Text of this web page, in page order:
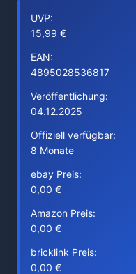
UVP:
15,99 €
EAN:
4895028536817
Veröffentlichung:
04.12.2025
Offiziell verfügbar:
8 Monate
ebay Preis:
0,00 €
Amazon Preis:
0,00 €
bricklink Preis:
0,00 €